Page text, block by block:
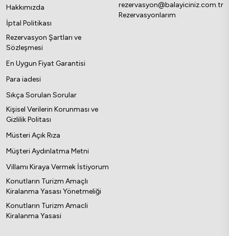
Hakkımızda
İptal Politikası
Rezervasyon Şartları ve
Sözleşmesi
En Uygun Fiyat Garantisi
Para iadesi
Sıkça Sorulan Sorular
Kişisel Verilerin Korunması ve
Gizlilik Politası
Müsteri Açık Rıza
Müşteri Aydınlatma Metni
Villamı Kiraya Vermek İstiyorum
Konutların Turizm Amaçlı
Kiralanma Yasası Yönetmeliği
Konutların Turizm Amacli
Kiralanma Yasasi
rezervasyon@balayiciniz.com.tr
Rezervasyonlarım